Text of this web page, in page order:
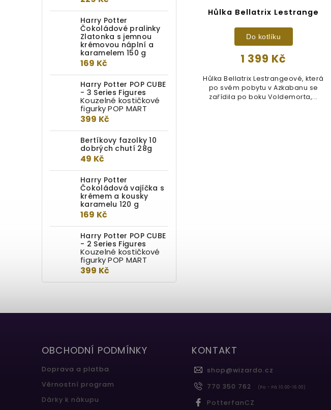
Harry Potter
Čokoládové pralinky
Zlatonka s jemnou
krémovou náplní a
karamelem 150 g
169 Kč
Harry Potter POP CUBE
- 3 Series Figures
Kouzelné kostičkové
figurky POP MART
399 Kč
Bertíkovy fazolky 10
dobrých chutí 28g
49 Kč
Harry Potter
Čokoládová vajíčka s
krémem a kousky
karamelu 120 g
169 Kč
Harry Potter POP CUBE
- 2 Series Figures
Kouzelné kostičkové
figurky POP MART
399 Kč
Hůlka Dolores Umbridge v
krabičce od Ollivandera –
oficiální filmová replika z
Harryho Pottera (hůlka)
899 Kč
Do kotlíku
Říká se, že hůlka si vybírá
kouzelníka, a Dolores
Umbridgeová není výjimkou. Tato
hůlka, která...
Hůlka Bellatrix Lestrange
1 399 Kč
Do kotlíku
Hůlka Bellatrix Lestrangeové, která
po svém pobytu v Azkabanu se
zařídila po boku Voldemorta,...
OBCHODNÍ PODMÍNKY
Doprava a platba
Věrnostní program
Dárky k nákupu
KONTAKT
shop@wizardo.cz
770 350 762
(Po - Pá 10.00-16.00)
PotterfanCZ